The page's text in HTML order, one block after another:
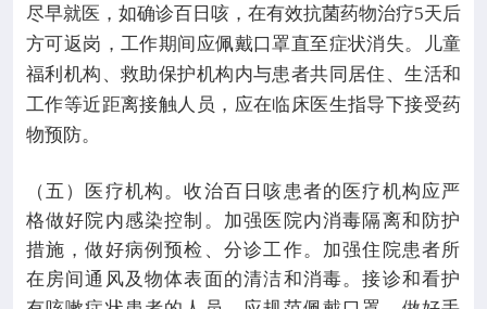
尽早就医，如确诊百日咳，在有效抗菌药物治疗5天后
方可返岗，工作期间应佩戴口罩直至症状消失。儿童
福利机构、救助保护机构内与患者共同居住、生活和
工作等近距离接触人员，应在临床医生指导下接受药
物预防。
（五）医疗机构。收治百日咳患者的医疗机构应严
格做好院内感染控制。加强医院内消毒隔离和防护
措施，做好病例预检、分诊工作。加强住院患者所
在房间通风及物体表面的清洁和消毒。接诊和看护